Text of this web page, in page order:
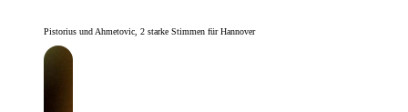
Pistorius und Ahmetovic, 2 starke Stimmen für Hannover